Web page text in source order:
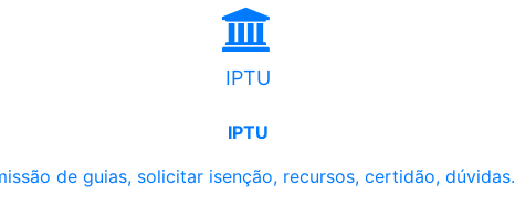
IPTU
IPTU
de guias, solicitar isenção, recursos, certidão, dúvidas.